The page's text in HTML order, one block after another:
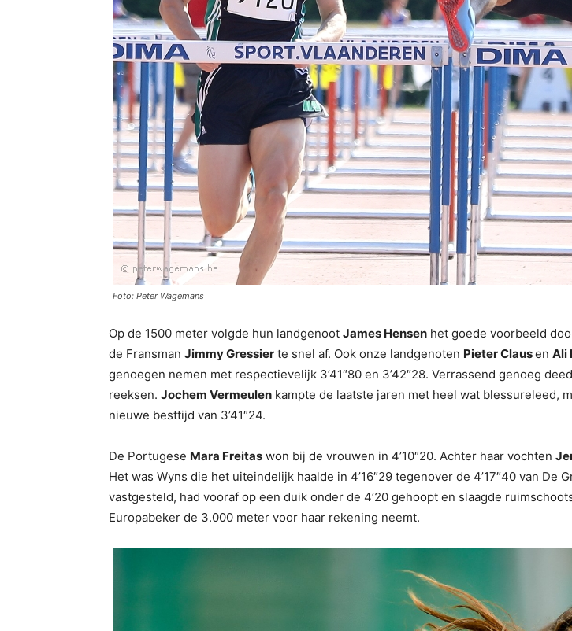
Foto: Peter Wagemans
Op de 1500 meter volgde hun landgenoot James Hensen het goede voorbeeld
de Fransman Jimmy Gressier te snel af. Ook onze landgenoten Pieter Clausen Ali
genoegen nemen met respectievelijk 3’41″80 en 3’42″28. Verrassend genoeg
reeksen. Jochem Vermeulen kampte de laatste jaren met heel wat blessureleed,
nieuwe besttijd van 3’41″24.
De Portugese Mara Freitas won bij de vrouwen in 4’10″20. Achter haar vochten
Het was Wyns die het uiteindelijk haalde in 4’16″29 tegenover de 4’17″40 van
vastgesteld, had vooraf op een duik onder de 4’20 gehoopt en slaagde
Europabeker de 3.000 meter voor haar rekening neemt.